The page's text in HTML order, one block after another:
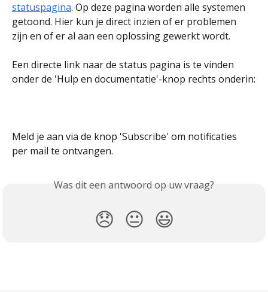
statuspagina. Op deze pagina worden alle systemen
getoond. Hier kun je direct inzien of er problemen
zijn en of er al aan een oplossing gewerkt wordt.
Een directe link naar de status pagina is te vinden
onder de 'Hulp en documentatie'-knop rechts onderin:
Meld je aan via de knop 'Subscribe' om notificaties
per mail te ontvangen.
Was dit een antwoord op uw vraag?
😞 😐 😃